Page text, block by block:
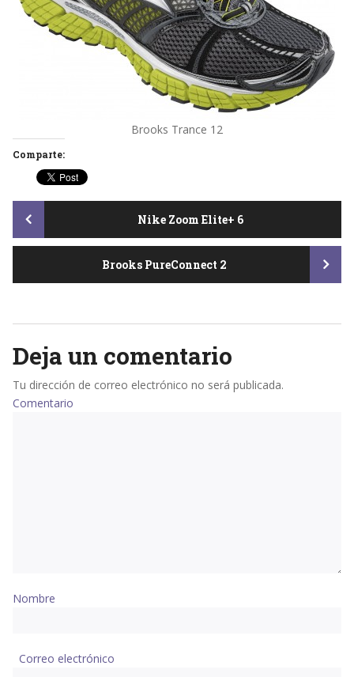
Brooks Trance 12
Comparte:
Post
navigation
Nike Zoom Elite+ 6
Brooks PureConnect 2
Deja un comentario
Tu dirección de correo electrónico no será publicada.
Comentario
Nombre
Correo electrónico